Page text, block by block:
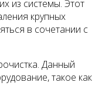
из системы. Этот
крупных
в сочетании с
Данный
такое как